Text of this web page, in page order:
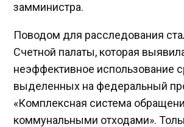
замминистра.
Поводом для расследования
Счетной палаты, которая
неэффективное использование
выделенных на федеральный
«Комплексная система
коммунальными отходами».